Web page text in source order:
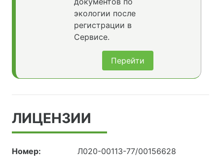
экологии после
регистрации в
Сервисе.
Перейти
ЛИЦЕНЗИИ
Номер:
Л020-00113-77/00156628